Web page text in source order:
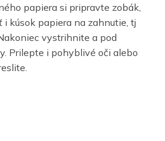
papiera si pripravte zobák,
kúsok papiera na zahnutie, tj
vystrihnite a pod
Prilepte i pohyblivé oči alebo